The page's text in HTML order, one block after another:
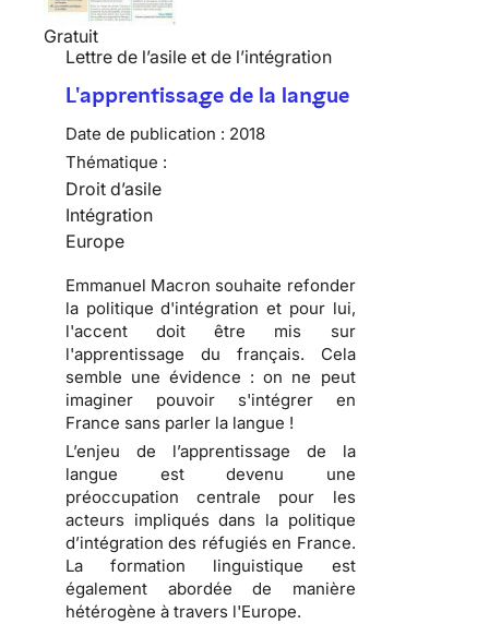
Gratuit
Lettre de l’asile et de l’intégration
L'apprentissage de la langue
Date de publication : 2018
Thématique :
Droit d’asile
Intégration
Europe
Emmanuel Macron souhaite refonder
la politique d'intégration et pour lui,
l'accent doit être mis sur
l'apprentissage du français. Cela
semble une évidence : on ne peut
imaginer pouvoir s'intégrer en
France sans parler la langue !
L’enjeu de l’apprentissage de la
langue est devenu une
préoccupation centrale pour les
acteurs impliqués dans la politique
d’intégration des réfugiés en France.
La formation linguistique est
également abordée de manière
hétérogène à travers l'Europe.